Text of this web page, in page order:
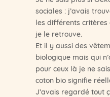
sociales : j’avais
les différents
je le retrouve.
Et il y aussi des
biologique mais qui
pour ceux là je ne
coton bio signifie
J’avais regardé tout